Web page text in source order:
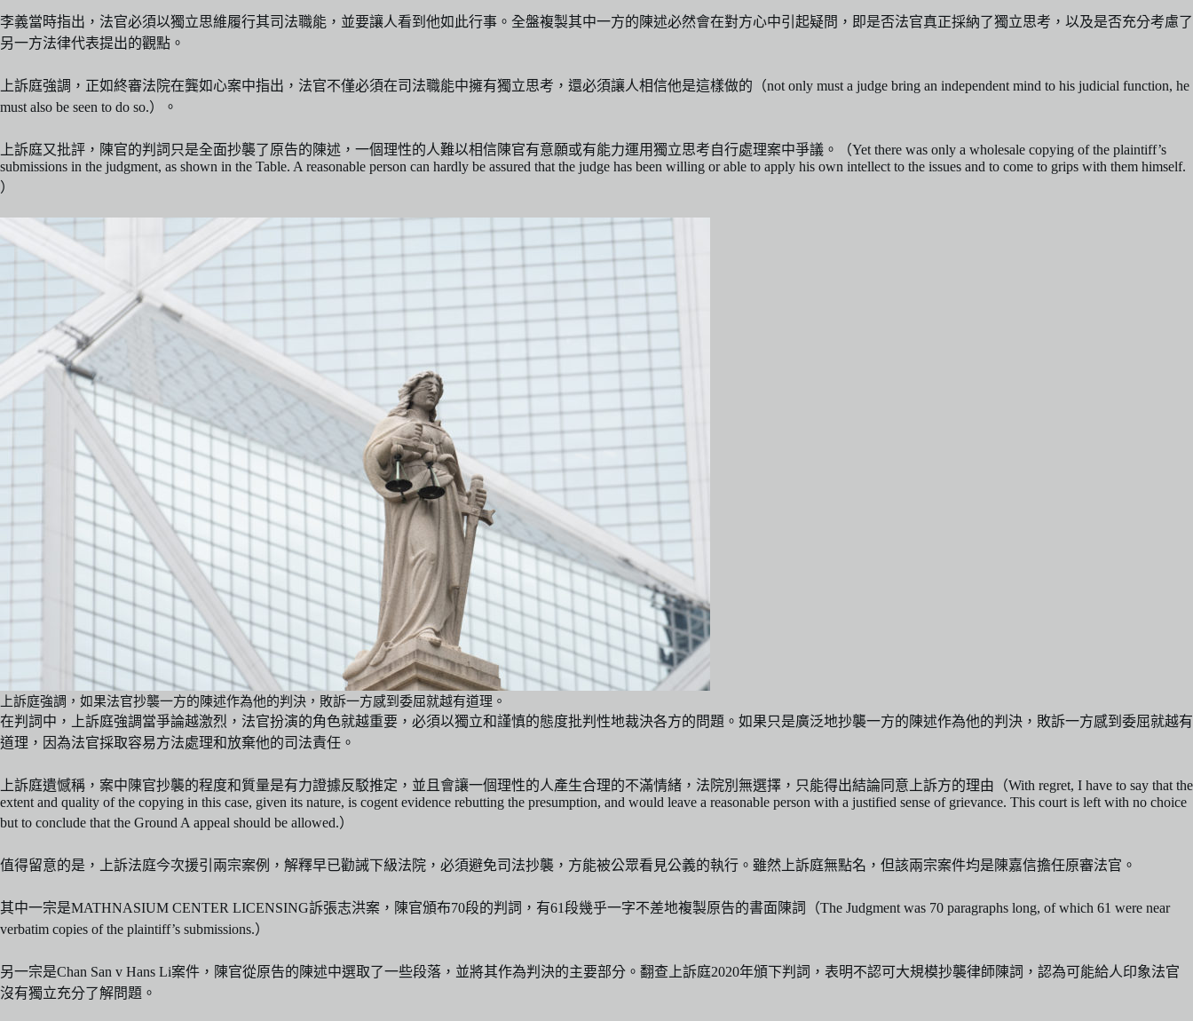
李義當時指出，法官必須以獨立思維履行其司法職能，並要讓人看到他如此行事。全盤複製其中一方的陳述必然會在對方心中引起疑問，即是否法官真正採納了獨立思考，以及是否充分考慮了
另一方法律代表提出的觀點。
上訴庭強調，正如終審法院在龔如心案中指出，法官不僅必須在司法職能中擁有獨立思考，還必須讓人相信他是這樣做的（not only must a judge bring an independent mind to his judicial function, he
must also be seen to do so.）。
上訴庭又批評，陳官的判詞只是全面抄襲了原告的陳述，一個理性的人難以相信陳官有意願或有能力運用獨立思考自行處理案中爭議。（Yet there was only a wholesale copying of the plaintiff’s
submissions in the judgment, as shown in the Table. A reasonable person can hardly be assured that the judge has been willing or able to apply his own intellect to the issues and to come to grips with them himself.
）
上訴庭強調，如果法官抄襲一方的陳述作為他的判決，敗訴一方感到委屈就越有道理。
在判詞中，上訴庭強調當爭論越激烈，法官扮演的角色就越重要，必須以獨立和謹慎的態度批判性地裁決各方的問題。如果只是廣泛地抄襲一方的陳述作為他的判決，敗訴一方感到委屈就越有
道理，因為法官採取容易方法處理和放棄他的司法責任。
上訴庭遺憾稱，案中陳官抄襲的程度和質量是有力證據反駁推定，並且會讓一個理性的人產生合理的不滿情緒，法院別無選擇，只能得出結論同意上訴方的理由（With regret, I have to say that the
extent and quality of the copying in this case, given its nature, is cogent evidence rebutting the presumption, and would leave a reasonable person with a justified sense of grievance. This court is left with no choice
but to conclude that the Ground A appeal should be allowed.）
值得留意的是，上訴法庭今次援引兩宗案例，解釋早已勸誡下級法院，必須避免司法抄襲，方能被公眾看見公義的執行。雖然上訴庭無點名，但該兩宗案件均是陳嘉信擔任原審法官。
其中一宗是MATHNASIUM CENTER LICENSING訴張志洪案，陳官頒布70段的判詞，有61段幾乎一字不差地複製原告的書面陳詞（The Judgment was 70 paragraphs long, of which 61 were near
verbatim copies of the plaintiff’s submissions.）
另一宗是Chan San v Hans Li案件，陳官從原告的陳述中選取了一些段落，並將其作為判決的主要部分。翻查上訴庭2020年頒下判詞，表明不認可大規模抄襲律師陳詞，認為可能給人印象法官
沒有獨立充分了解問題。